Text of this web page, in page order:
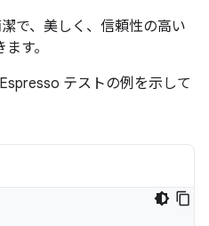
で、美しく、信頼性の高い
す。
テストの例を示して